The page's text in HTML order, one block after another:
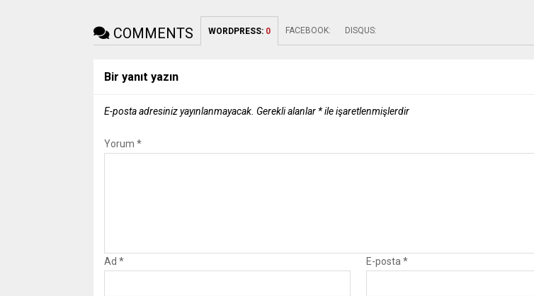
COMMENTS WORDPRESS: 0 FACEBOOK: DISQUS:
Bir yanıt yazın
E-posta adresiniz yayınlanmayacak. Gerekli alanlar *ile işaretlenmişlerdir
Yorum *
Ad * E-posta *